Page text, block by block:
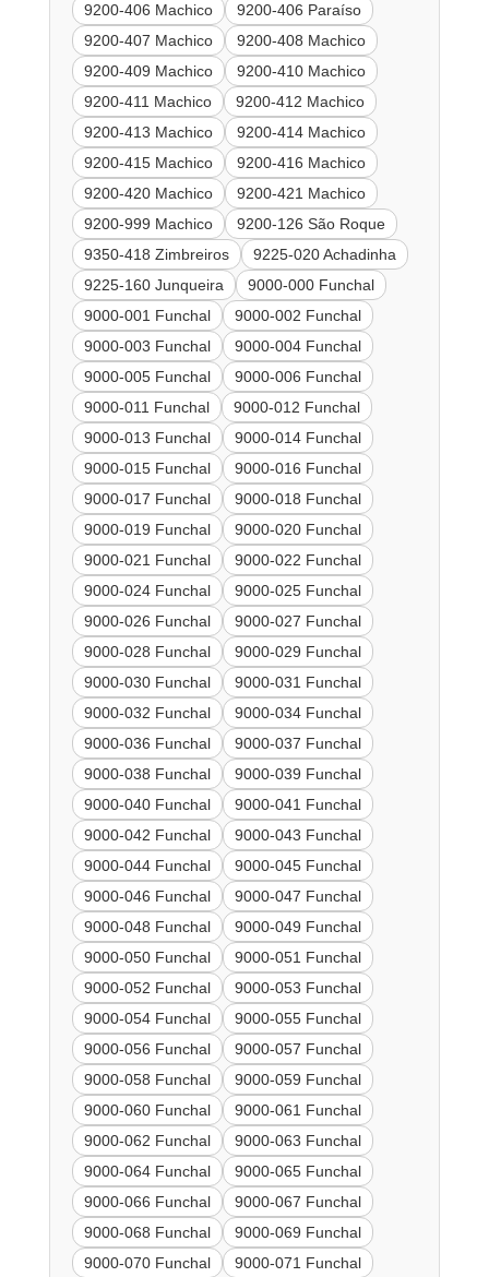
9200-406 Machico
9200-406 Paraíso
9200-407 Machico
9200-408 Machico
9200-409 Machico
9200-410 Machico
9200-411 Machico
9200-412 Machico
9200-413 Machico
9200-414 Machico
9200-415 Machico
9200-416 Machico
9200-420 Machico
9200-421 Machico
9200-999 Machico
9200-126 São Roque
9350-418 Zimbreiros
9225-020 Achadinha
9225-160 Junqueira
9000-000 Funchal
9000-001 Funchal
9000-002 Funchal
9000-003 Funchal
9000-004 Funchal
9000-005 Funchal
9000-006 Funchal
9000-011 Funchal
9000-012 Funchal
9000-013 Funchal
9000-014 Funchal
9000-015 Funchal
9000-016 Funchal
9000-017 Funchal
9000-018 Funchal
9000-019 Funchal
9000-020 Funchal
9000-021 Funchal
9000-022 Funchal
9000-024 Funchal
9000-025 Funchal
9000-026 Funchal
9000-027 Funchal
9000-028 Funchal
9000-029 Funchal
9000-030 Funchal
9000-031 Funchal
9000-032 Funchal
9000-034 Funchal
9000-036 Funchal
9000-037 Funchal
9000-038 Funchal
9000-039 Funchal
9000-040 Funchal
9000-041 Funchal
9000-042 Funchal
9000-043 Funchal
9000-044 Funchal
9000-045 Funchal
9000-046 Funchal
9000-047 Funchal
9000-048 Funchal
9000-049 Funchal
9000-050 Funchal
9000-051 Funchal
9000-052 Funchal
9000-053 Funchal
9000-054 Funchal
9000-055 Funchal
9000-056 Funchal
9000-057 Funchal
9000-058 Funchal
9000-059 Funchal
9000-060 Funchal
9000-061 Funchal
9000-062 Funchal
9000-063 Funchal
9000-064 Funchal
9000-065 Funchal
9000-066 Funchal
9000-067 Funchal
9000-068 Funchal
9000-069 Funchal
9000-070 Funchal
9000-071 Funchal